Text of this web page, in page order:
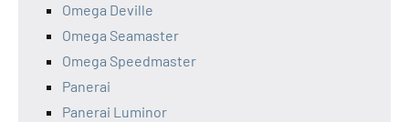
Omega Deville
Omega Seamaster
Omega Speedmaster
Panerai
Panerai Luminor